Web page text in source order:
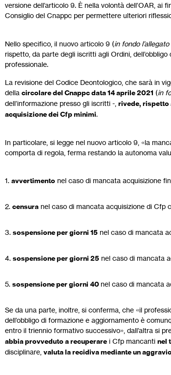
versione dell’articolo 9. È nella volontà dell’OAR, ai
Consiglio del Cnappc per permettere ulteriori
Nello specifico, il nuovo articolo 9 (in fondo
rispetto, da parte degli iscritti agli Ordini,
professionale.
La revisione del Codice Deontologico, che sarà in
della circolare del Cnappc data 14 aprile 2021 (in
dell’informazione presso gli iscritti -, rivede, rispetto
acquisizione dei Cfp minimi.
In particolare, si legge nel nuovo articolo 9, «la
comporta di regola, ferma restando la autonoma
1. avvertimento nel caso di mancata acquisizione
2. censura nel caso di mancata acquisizione di Cfp
3. sospensione per giorni 15 nel caso di mancata
4. sospensione per giorni 25 nel caso di mancata
5. sospensione per giorni 40nel caso di mancata
Se da una parte, inoltre, si conferma, che «il
dell’obbligo di formazione e aggiornamento è
entro il triennio formativo successivo», dall’altra si
abbia provveduto a recuperare i Cfp mancanti nel
disciplinare, valuta la recidiva mediante un